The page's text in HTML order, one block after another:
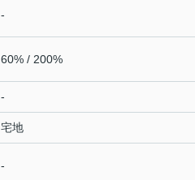
-
60% / 200%
-
宅地
-